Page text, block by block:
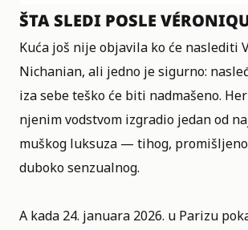
ŠTA SLEDI POSLE
Kuća još nije objavila ko će naslediti
Nichanian, ali jedno je sigurno:
iza sebe teško će biti nadmašeno.
njenim vodstvom izgradio jedan od
muškog luksuza — tihog,
duboko senzualnog.
A kada 24. januara 2026. u Parizu